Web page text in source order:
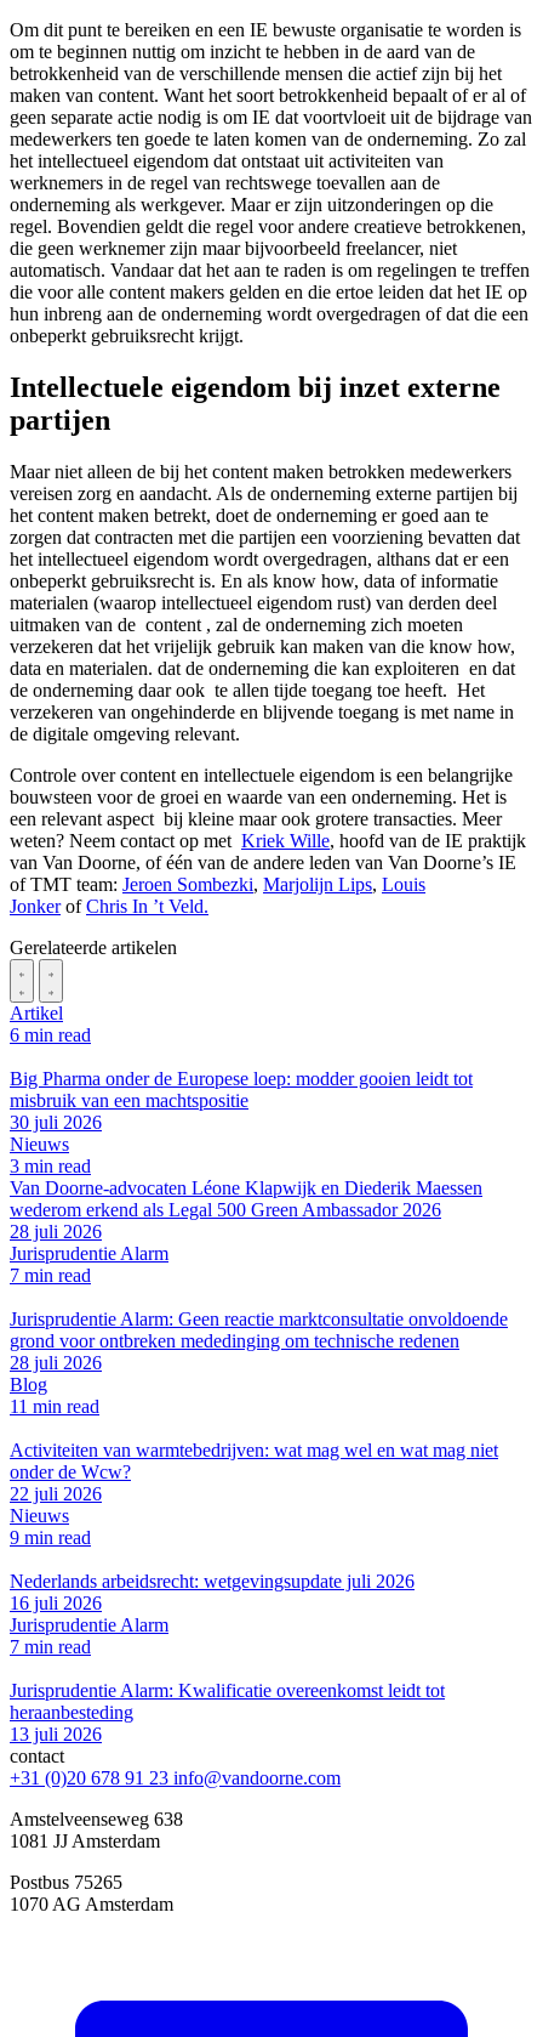
Om dit punt te bereiken en een IE bewuste organisatie te worden is
om te beginnen nuttig om inzicht te hebben in de aard van de
betrokkenheid van de verschillende mensen die actief zijn bij het
maken van content. Want het soort betrokkenheid bepaalt of er al of
geen separate actie nodig is om IE dat voortvloeit uit de bijdrage van
medewerkers ten goede te laten komen van de onderneming. Zo zal
het intellectueel eigendom dat ontstaat uit activiteiten van
werknemers in de regel van rechtswege toevallen aan de
onderneming als werkgever. Maar er zijn uitzonderingen op die
regel. Bovendien geldt die regel voor andere creatieve betrokkenen,
die geen werknemer zijn maar bijvoorbeeld freelancer, niet
automatisch. Vandaar dat het aan te raden is om regelingen te treffen
die voor alle content makers gelden en die ertoe leiden dat het IE op
hun inbreng aan de onderneming wordt overgedragen of dat die een
onbeperkt gebruiksrecht krijgt.
Intellectuele eigendom bij inzet externe
partijen
Maar niet alleen de bij het content maken betrokken medewerkers
vereisen zorg en aandacht. Als de onderneming externe partijen bij
het content maken betrekt, doet de onderneming er goed aan te
zorgen dat contracten met die partijen een voorziening bevatten dat
het intellectueel eigendom wordt overgedragen, althans dat er een
onbeperkt gebruiksrecht is. En als know how, data of informatie
materialen (waarop intellectueel eigendom rust) van derden deel
uitmaken van de content , zal de onderneming zich moeten
verzekeren dat het vrijelijk gebruik kan maken van die know how,
data en materialen. dat de onderneming die kan exploiteren en dat
de onderneming daar ook te allen tijde toegang toe heeft. Het
verzekeren van ongehinderde en blijvende toegang is met name in
de digitale omgeving relevant.
Controle over content en intellectuele eigendom is een belangrijke
bouwsteen voor de groei en waarde van een onderneming. Het is
een relevant aspect bij kleine maar ook grotere transacties. Meer
weten? Neem contact op met Kriek Wille, hoofd van de IE praktijk
van Van Doorne, of één van de andere leden van Van Doorne’s IE
of TMT team: Jeroen Sombezki, Marjolijn Lips, Louis
JonkerofChris In ’t Veld.
Gerelateerde artikelen
Artikel
6 min read
Big Pharma onder de Europese loep: modder gooien leidt tot
misbruik van een machtspositie
30 juli 2026
Nieuws
3 min read
Van Doorne-advocaten Léone Klapwijk en Diederik Maessen
wederom erkend als Legal 500 Green Ambassador 2026
28 juli 2026
Jurisprudentie Alarm
7 min read
Jurisprudentie Alarm: Geen reactie marktconsultatie onvoldoende
grond voor ontbreken mededinging om technische redenen
28 juli 2026
Blog
11 min read
Activiteiten van warmtebedrijven: wat mag wel en wat mag niet
onder de Wcw?
22 juli 2026
Nieuws
9 min read
Nederlands arbeidsrecht: wetgevingsupdate juli 2026
16 juli 2026
Jurisprudentie Alarm
7 min read
Jurisprudentie Alarm: Kwalificatie overeenkomst leidt tot
heraanbesteding
13 juli 2026
contact
+31 (0)20 678 91 23 info@vandoorne.com
Amstelveenseweg 638
1081 JJ Amsterdam
Postbus 75265
1070 AG Amsterdam